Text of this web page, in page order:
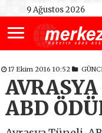
9 Ağustos 2026
17 Ekim 2016 10:52
ABD